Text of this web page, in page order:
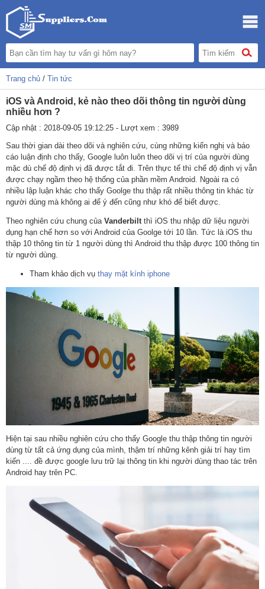
Trang chủ / Tin tức
iOS và Android, kẻ nào theo dõi thông tin người dùng
nhiều hơn ?
Cập nhật : 2018-09-05 19:12:25 - Lượt xem : 3989
Sau thời gian dài theo dõi và nghiên cứu, cùng những kiến nghị và báo
cáo luận định cho thấy, Google luôn luôn theo dõi vị trí của người dùng
mặc dù chế độ định vị đã được tắt đi. Trên thực tế thì chế độ định vị vẫn
được chạy ngầm theo hệ thống của phần mềm Android. Ngoài ra có
nhiều lập luận khác cho thấy Goolge thu thập rất nhiều thông tin khác từ
người dùng mà không ai để ý đến cũng như khó để biết được.
Theo nghiên cứu chung của Vanderbiltthì iOS thu nhập dữ liệu người
dụng hạn chế hơn so với Android của Goolge tới 10 lần. Tức là iOS thu
thập 10 thông tin từ 1 người dùng thì Android thu thập được 100 thông tin
từ người dùng.
Tham khảo dịch vụ thay mặt kính iphone
Hiện tại sau nhiều nghiên cứu cho thấy Google thu thập thông tin người
dùng từ tất cả ứng dụng của mình, thậm trí những kênh giải trí hay tìm
kiến .... đề được google lưu trữ lại thông tin khi người dùng thao tác trên
Android hay trên PC.